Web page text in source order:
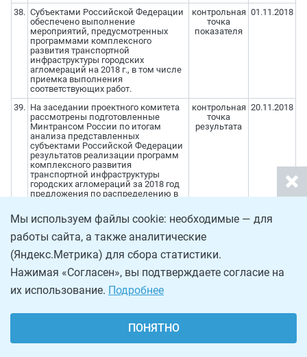
38. Субъектами Российской Федерации
обеспечено выполнение
мероприятий, предусмотренных
программами комплексного
развития транспортной
инфраструктуры городских
агломераций на 2018 г., в том числе
приемка выполнения
соответствующих работ.
контрольная
точка
показателя
01.11.2018
39. На заседании проектного комитета
рассмотрены подготовленные
Минтрансом России по итогам
анализа представленных
субъектами Российской Федерации
результатов реализации программ
комплексного развития
транспортной инфраструктуры
городских агломераций за 2018 год
предложения по распределению в
поддержки за счет средств
федерального бюджета на
реализацию программ субъектов
Российской Федерации,
предусматривающих достижение
целевых показателей программ
комплексного развития
транспортной инфраструктуры
городских агломераций в рамках
приоритетного проекта, с
также целевых показателей
контрольная
точка
результата
20.11.2018
Мы используем файлы cookie: необходимые — для
работы сайта, а также аналитические
(Яндекс.Метрика) для сбора статистики.
Нажимая «Согласен», вы подтверждаете согласие на
их использование. Подробнее
ПОНЯТНО